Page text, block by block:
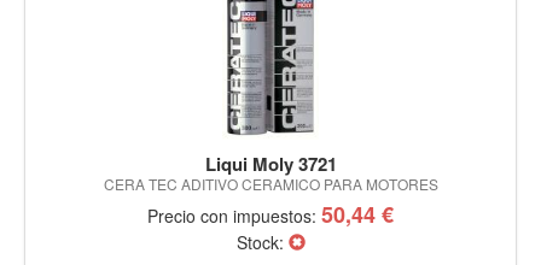
Liqui Moly 3721
CERA TEC ADITIVO CERAMICO PARA MOTORES
Precio con impuestos: 50,44 €
Stock: